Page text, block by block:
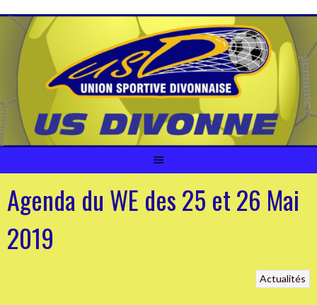
contenu
Agenda du WE des 25 et 26 Mai
2019
Actualités